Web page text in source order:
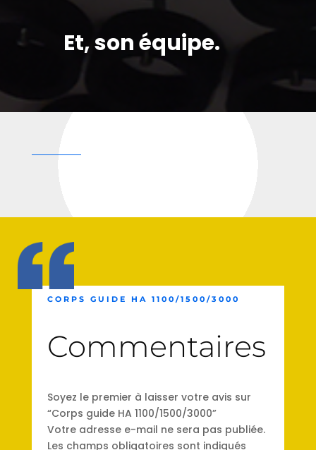
Et, son équipe.
CORPS GUIDE HA 1100/1500/3000
Commentaires
Soyez le premier à laisser votre avis sur
“Corps guide HA 1100/1500/3000”
Votre adresse e-mail ne sera pas publiée.
Les champs obligatoires sont indiqués